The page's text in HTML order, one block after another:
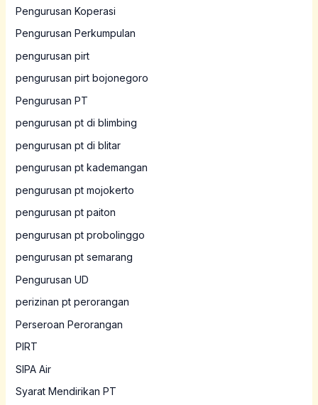
Pengurusan Koperasi
Pengurusan Perkumpulan
pengurusan pirt
pengurusan pirt bojonegoro
Pengurusan PT
pengurusan pt di blimbing
pengurusan pt di blitar
pengurusan pt kademangan
pengurusan pt mojokerto
pengurusan pt paiton
pengurusan pt probolinggo
pengurusan pt semarang
Pengurusan UD
perizinan pt perorangan
Perseroan Perorangan
PIRT
SIPA Air
Syarat Mendirikan PT